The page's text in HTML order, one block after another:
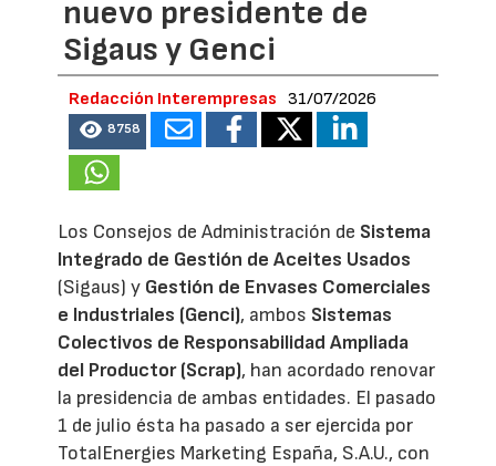
nuevo presidente de
Sigaus y Genci
Redacción Interempresas 31/07/2026
8758
Los Consejos de Administración de Sistema
Integrado de Gestión de Aceites Usados
(Sigaus) y Gestión de Envases Comerciales
e Industriales (Genci), ambos Sistemas
Colectivos de Responsabilidad Ampliada
del Productor (Scrap), han acordado renovar
la presidencia de ambas entidades. El pasado
1 de julio ésta ha pasado a ser ejercida por
TotalEnergies Marketing España, S.A.U., con